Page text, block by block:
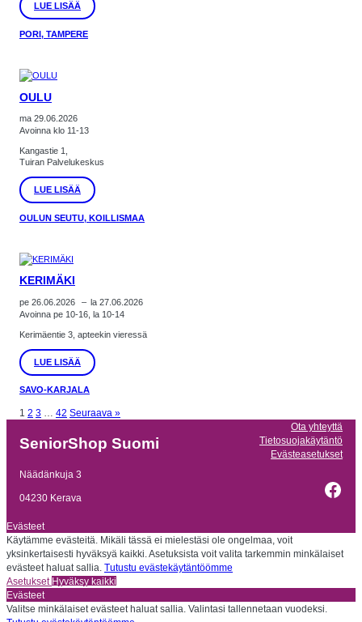
LUE LISÄÄ
PORI,
KESKUSTA,
ISOKARHU
PORI, TAMPERE
OULU
ma 29.06.2026
Avoinna klo 11-13
Kangastie 1,
Tuiran Palvelukeskus
LUE LISÄÄ
OULU
OULUN SEUTU, KOILLISMAA
KERIMÄKI
pe 26.06.2026 – la 27.06.2026
Avoinna pe 10-16, la 10-14
Kerimäentie 3, apteekin vieressä
LUE LISÄÄ
KERIMÄKI
SAVO-KARJALA
1 2 3 42 Seuraava »
SeniorShop Suomi
Näädänkuja 3
04230 Kerava
Ota yhteyttä
Tietosuojakäytäntö
Evästeasetukset
Evästeet
Käytämme evästeitä. Mikäli tässä ei mielestäsi ole ongelmaa, voit
yksinkertaisesti hyväksyä kaikki. Asetuksista voit valita tarkemmin minkälaiset
evästeet haluat sallia. Tutustu evästekäytäntöömme
Asetukset Hyväksy kaikki
Evästeet
Valitse minkälaiset evästeet haluat sallia. Valintasi tallennetaan vuodeksi.